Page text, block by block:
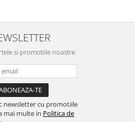
si promotiile noastre
newsletter cu promotiile
mai multe in Politica de